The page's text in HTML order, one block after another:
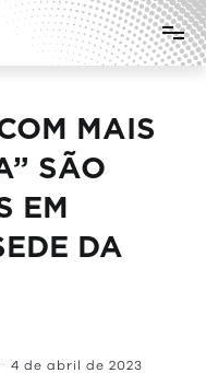
Estado do
MAIS
SÃO
EM
DA
4 de abril de 2023